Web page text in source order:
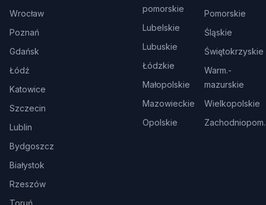
Wrocław
Poznań
Gdańsk
Łódź
Katowice
Szczecin
Lublin
Bydgoszcz
Białystok
Rzeszów
Toruń
pomorskie
Lubelskie
Lubuskie
Łódzkie
Małopolskie
Mazowieckie
Opolskie
Pomorskie
Śląskie
Świętokrzyskie
Warm.-
mazurskie
Wielkopolskie
Zachodniopom.